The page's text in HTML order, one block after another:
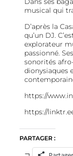
musical qui
D’après la
qu’un DJ.
explorateur
passionné.
sonorités
dionysiaques
https://
https://
PARTAGER :